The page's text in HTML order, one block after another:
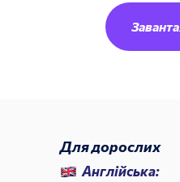
Для дорослих
Англійська: